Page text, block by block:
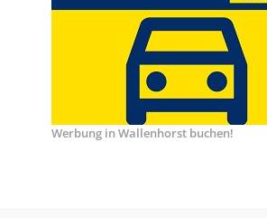
Werbung in Wallenhorst buchen!